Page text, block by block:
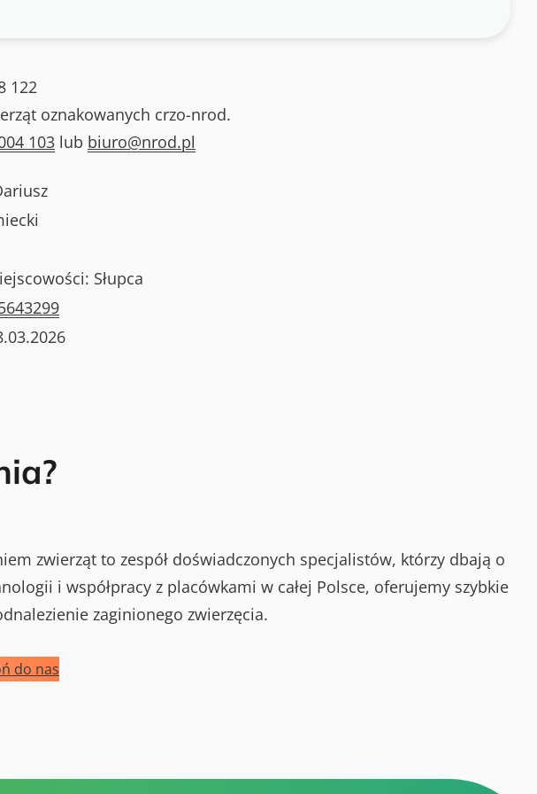
122
oznakowanych crzo-nrod.
103 lub biuro@nrod.pl
Słupca
zwierząt to zespół doświadczonych specjalistów, którzy dbają o
i współpracy z placówkami w całej Polsce, oferujemy szybkie
zaginionego zwierzęcia.
do nas